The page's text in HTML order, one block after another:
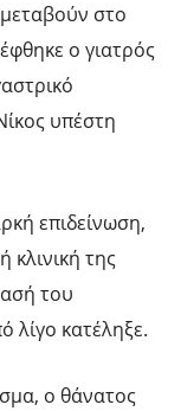
στο
ο γιατρός
υπέστη
επιδείνωση,
κλινική της
του
λίγο κατέληξε.
ο θάνατος